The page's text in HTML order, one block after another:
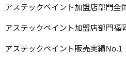
アステックペイント加盟店部門全
アステックペイント加盟店部門福
アステックペイント販売実績No.1